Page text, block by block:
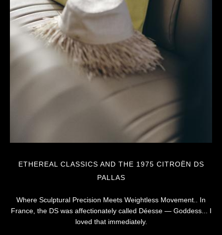
ETHEREAL CLASSICS AND THE 1975 CITROËN DS
PALLAS
Where Sculptural Precision Meets Weightless Movement.. In
France, the DS was affectionately called Déesse — Goddess... I
loved that immediately.